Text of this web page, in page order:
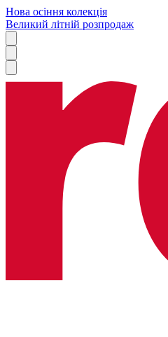
Нова осіння колекція
Великий літній розпродаж